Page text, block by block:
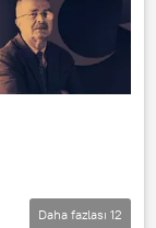
Daha fazlası 12